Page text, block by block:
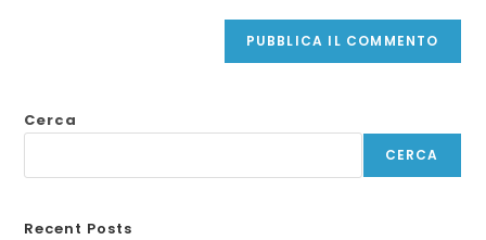
Cerca
CERCA
Recent Posts